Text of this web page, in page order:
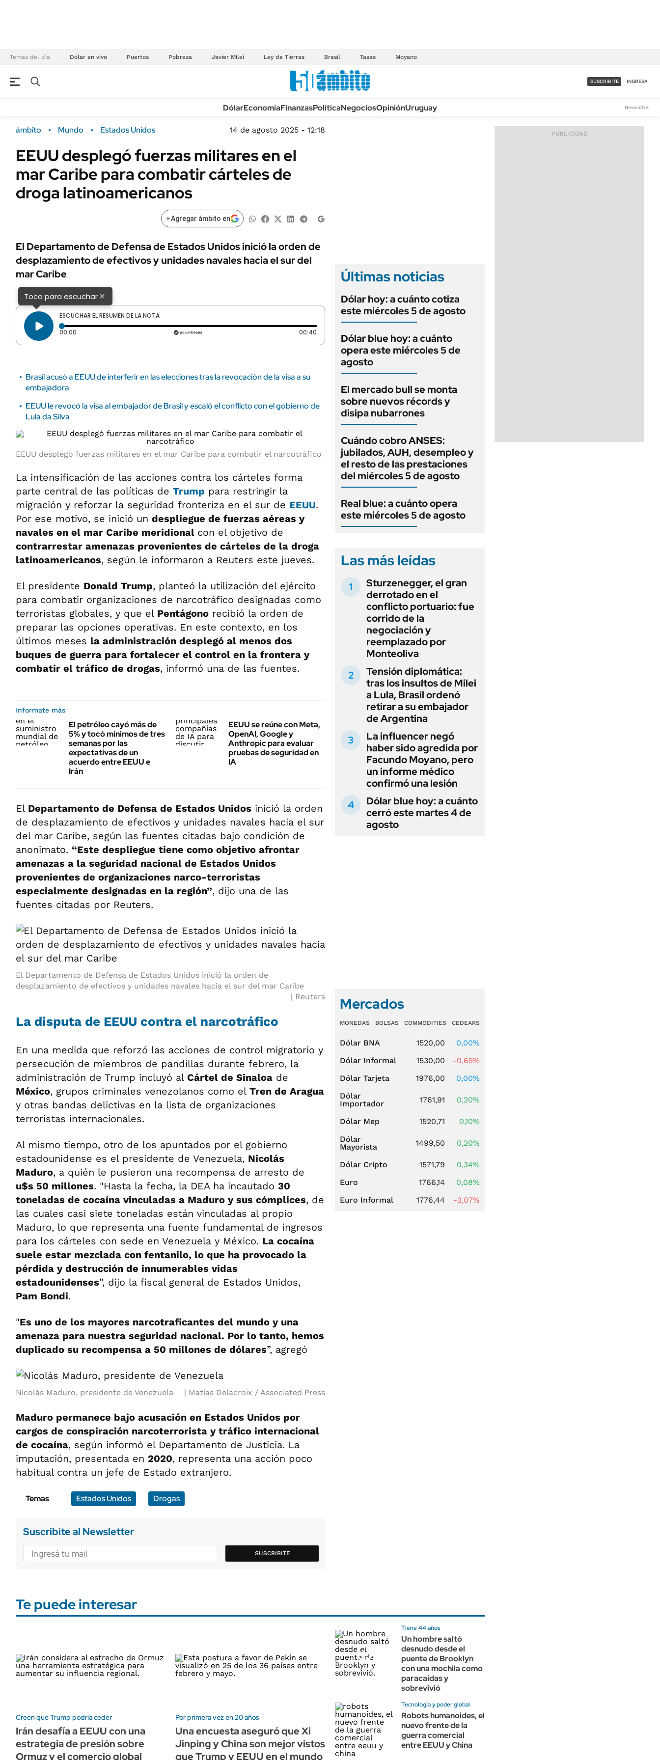
Temas del día Dólar en vivo Puertos Pobreza Javier Milei Ley de Tierras Brasil Tasas Moyano
Campo
FINANZAS
Dólar
Sustentabilidad
POLÍTICA
URUGUAY
TECNOLOGÍA
MÉXICO
MUNDO
INFORMACIÓN GENERAL
AUTOS
ACCESO FULL - $1.800/MES
SUSCRIBITE INGRESÁ
DólarEconomíaFinanzasPolíticaNegociosOpiniónUruguay Newsletter
ámbito Mundo Estados Unidos 14 de agosto 2025 - 12:18
EEUU desplegó fuerzas militares en el
mar Caribe para combatir cárteles de
droga latinoamericanos
+Agregar ámbito en
El Departamento de Defensa de Estados Unidos inició la orden de
desplazamiento de efectivos y unidades navales hacia el sur del
mar Caribe
Toca para escuchar×
ESCUCHAR EL RESUMEN DE LA NOTA
00:00 Tiempo transcurrido: 0 segundos 00:40
Brasil acusó a EEUU de interferir en las elecciones tras la revocación de la visa a su
embajadora
EEUU le revocó la visa al embajador de Brasil y escaló el conflicto con el gobierno de
Lula da Silva
EEUU desplegó fuerzas militares en el mar Caribe para combatir el narcotráfico
La intensificación de las acciones contra los cárteles forma
parte central de las políticas de Trump para restringir la
migración y reforzar la seguridad fronteriza en el sur de EEUU.
Por ese motivo, se inició un despliegue de fuerzas aéreas y
navales en el mar Caribe meridional con el objetivo de
contrarrestar amenazas provenientes de cárteles de la droga
latinoamericanos, según le informaron a Reuters este jueves.
El presidente Donald Trump, planteó la utilización del ejército
para combatir organizaciones de narcotráfico designadas como
terroristas globales, y que el Pentágono recibió la orden de
preparar las opciones operativas. En este contexto, en los
últimos meses la administración desplegó al menos dos
buques de guerra para fortalecer el control en la frontera y
combatir el tráfico de drogas, informó una de las fuentes.
Informate más
El petróleo cayó más de
5% y tocó mínimos de tres
semanas por las
expectativas de un
acuerdo entre EEUU e
Irán
EEUU se reúne con Meta,
OpenAI, Google y
Anthropic para evaluar
pruebas de seguridad en
IA
El Departamento de Defensa de Estados Unidos inició la orden
de desplazamiento de efectivos y unidades navales hacia el sur
del mar Caribe, según las fuentes citadas bajo condición de
anonimato. “Este despliegue tiene como objetivo afrontar
amenazas a la seguridad nacional de Estados Unidos
provenientes de organizaciones narco-terroristas
especialmente designadas en la región”, dijo una de las
fuentes citadas por Reuters.
El Departamento de Defensa de Estados Unidos inició la orden de
desplazamiento de efectivos y unidades navales hacia el sur del mar Caribe
Reuters
La disputa de EEUU contra el narcotráfico
En una medida que reforzó las acciones de control migratorio y
persecución de miembros de pandillas durante febrero, la
administración de Trump incluyó al Cártel de Sinaloa de
México, grupos criminales venezolanos como el Tren de Aragua
y otras bandas delictivas en la lista de organizaciones
terroristas internacionales.
Al mismo tiempo, otro de los apuntados por el gobierno
estadounidense es el presidente de Venezuela, Nicolás
Maduro, a quién le pusieron una recompensa de arresto de
u$s 50 millones. "Hasta la fecha, la DEA ha incautado 30
toneladas de cocaína vinculadas a Maduro y sus cómplices, de
las cuales casi siete toneladas están vinculadas al propio
Maduro, lo que representa una fuente fundamental de ingresos
para los cárteles con sede en Venezuela y México. La cocaína
suele estar mezclada con fentanilo, lo que ha provocado la
pérdida y destrucción de innumerables vidas
estadounidenses”, dijo la fiscal general de Estados Unidos,
Pam Bondi.
"Es uno de los mayores narcotraficantes del mundo y una
amenaza para nuestra seguridad nacional. Por lo tanto, hemos
duplicado su recompensa a 50 millones de dólares”, agregó
Nicolás Maduro, presidente de Venezuela Matias Delacroix / Associated Press
Maduro permanece bajo acusación en Estados Unidos por
cargos de conspiración narcoterrorista y tráfico internacional
de cocaína, según informó el Departamento de Justicia. La
imputación, presentada en 2020, representa una acción poco
habitual contra un jefe de Estado extranjero.
Temas Estados Unidos Drogas
Suscribite al Newsletter
SUSCRIBITE
Últimas noticias
Dólar hoy: a cuánto cotiza
este miércoles 5 de agosto
Dólar blue hoy: a cuánto
opera este miércoles 5 de
agosto
El mercado bull se monta
sobre nuevos récords y
disipa nubarrones
Cuándo cobro ANSES:
jubilados, AUH, desempleo y
el resto de las prestaciones
del miércoles 5 de agosto
Real blue: a cuánto opera
este miércoles 5 de agosto
Las más leídas
Sturzenegger, el gran
derrotado en el
conflicto portuario: fue
corrido de la
negociación y
reemplazado por
Monteoliva
Tensión diplomática:
tras los insultos de Milei
a Lula, Brasil ordenó
retirar a su embajador
de Argentina
La influencer negó
haber sido agredida por
Facundo Moyano, pero
un informe médico
confirmó una lesión
Dólar blue hoy: a cuánto
cerró este martes 4 de
agosto
Mercados
MONEDAS BOLSAS COMMODITIES CEDEARS
Dólar BNA 1520,00
0,00%
Dólar Informal
1530,00
-0,65%
Dólar Tarjeta
1976,00
0,00%
Dólar
Importador
1761,91 0,20%
Dólar Mep 1520,71
0,10%
Dólar
Mayorista
1499,50 0,20%
Dólar Cripto 1571,79
0,34%
Euro
1766,14
0,08%
Euro Informal
1776,44 -3,07%
Te puede interesar
Creen que Trump podría ceder
Irán desafía a EEUU con una
estrategia de presión sobre
Ormuz y el comercio global
Por primera vez en 20 años
Una encuesta aseguró que Xi
Jinping y China son mejor vistos
que Trump y EEUU en el mundo
Tiene 44 años
Un hombre saltó
desnudo desde el
puente de Brooklyn
con una mochila como
paracaídas y
sobrevivió
Tecnología y poder global
Robots humanoides, el
nuevo frente de la
guerra comercial
entre EEUU y China